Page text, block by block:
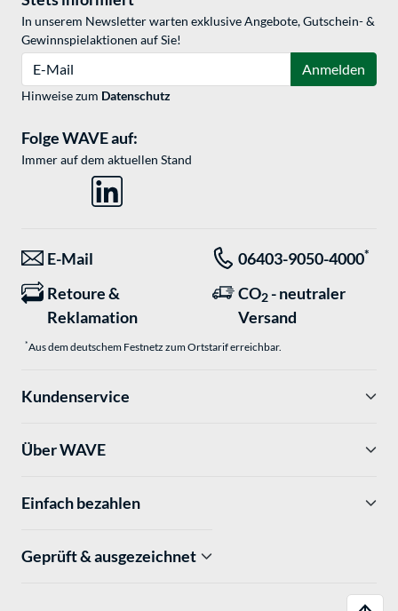
In unserem Newsletter warten exklusive Angebote, Gutschein- &
Gewinnspielaktionen auf Sie!
Anmelden
Hinweise zum Datenschutz
Folge WAVE auf:
Immer auf dem aktuellen Stand
E-Mail 06403-9050-4000*
Retoure &
Reklamation
CO2 - neutraler
Versand
*Aus dem deutschem Festnetz zum Ortstarif erreichbar.
Kundenservice
Über WAVE
Einfach bezahlen
Geprüft & ausgezeichnet